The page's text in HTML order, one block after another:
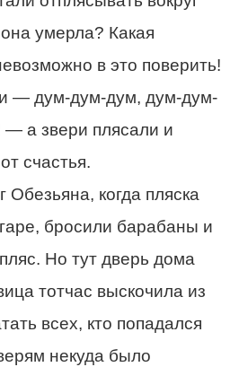
умерла? Какая
в это поверить!
— дум-дум-дум, дум-дум-
а звери плясали и
счастья.
Обезьяна, когда пляска
бросили барабаны и
Но тут дверь дома
тотчас выскочила из
всех, кто попадался
некуда было